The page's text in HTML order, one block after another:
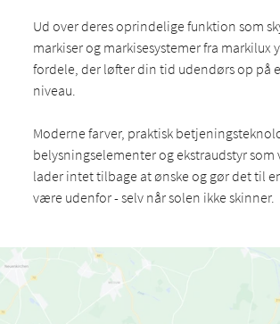
Ud over deres oprindelige funktion som
markiser og markisesystemer fra markilux
fordele, der løfter din tid udendørs op på
niveau.
Moderne farver, praktisk
belysningselementer og ekstraudstyr som
lader intet tilbage at ønske og gør det til
være udenfor - selv når solen ikke skinner.